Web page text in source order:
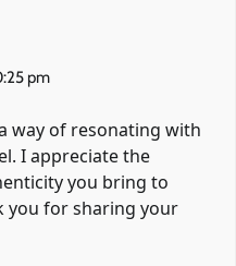
pm
way of resonating with
I appreciate the
you bring to
you for sharing your